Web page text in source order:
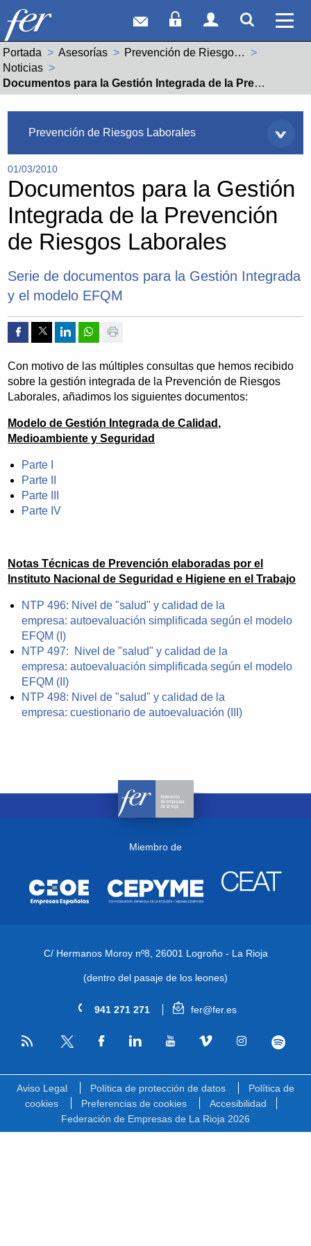
Correo webAcceso Socios
Acceso
Portada Asesorías
Prevención de Riesgos Laborales
Noticias
Actual:
Documentos para la Gestión Integrada de la Prevención de Riesgos Laborales
Prevención de Riesgos Laborales
01/03/2010
Documentos para la Gestión
Integrada de la Prevención
de Riesgos Laborales
Serie de documentos para la Gestión Integrada
y el modelo EFQM
Compartir por Facebook
Compartir por Twitter
Compartir por Linkedin
Compartir por whatsapp
Imprimir
Con motivo de las múltiples consultas que hemos recibido
sobre la gestión integrada de la Prevención de Riesgos
Laborales, añadimos los siguientes documentos:
Modelo de Gestión Integrada de Calidad,
Medioambiente y Seguridad
Parte I
Parte II
Parte III
Parte IV
Notas Técnicas de Prevención elaboradas por el
Instituto Nacional de Seguridad e Higiene en el Trabajo
NTP 496: Nivel de "salud" y calidad de la
empresa: autoevaluación simplificada según el modelo
EFQM (I)
NTP 497: Nivel de "salud" y calidad de la
empresa: autoevaluación simplificada según el modelo
EFQM (II)
NTP 498: Nivel de "salud" y calidad de la
empresa: cuestionario de autoevaluación (III)
Miembro de
C/ Hermanos Moroy nº8, 26001 Logroño - La Rioja
(dentro del pasaje de los leones)
941 271 271 fer@fer.es
RSS
Aviso Legal Política de protección de datos
Política de
cookies
Preferencias de cookies
Accesibilidad
Federación de Empresas de La Rioja 2026